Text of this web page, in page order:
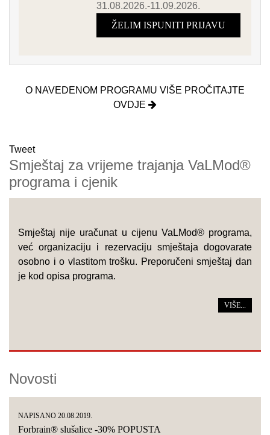
31.08.2026.-11.09.2026.
ŽELIM ISPUNITI PRIJAVU
O NAVEDENOM PROGRAMU VIŠE PROČITAJTE
OVDJE
Tweet
Smještaj za vrijeme trajanja VaLMod®
programa i cjenik
Smještaj nije uračunat u cijenu VaLMod® programa,
već organizaciju i rezervaciju smještaja dogovarate
osobno i o vlastitom trošku. Preporučeni smještaj dan
je kod opisa programa.
VIŠE...
Novosti
NAPISANO 20.08.2019.
Forbrain® slušalice -30% POPUSTA